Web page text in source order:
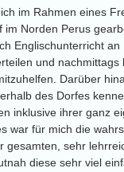
im Rahmen eines
im Norden Perus
Englischunterricht an
und nachmittags
Darüber
des Dorfes
inklusive ihrer ganz
war für mich die
gesamten, sehr
diese sehr viel